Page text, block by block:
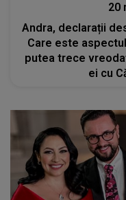
20
Andra, declarații
Care este
putea trece
ei cu